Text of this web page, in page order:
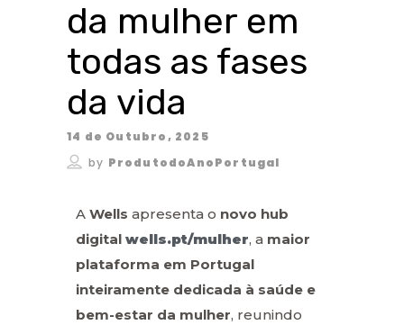
da mulher em
todas as fases
da vida
14 de Outubro, 2025
by ProdutodoAnoPortugal
A Wells apresenta o novo hub
digital wells.pt/mulher, a maior
plataforma em Portugal
inteiramente dedicada à saúde e
bem-estar da mulher, reunindo